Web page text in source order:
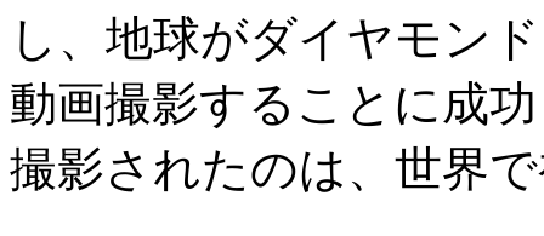
し、地球がダイヤモン
動画撮影することに成
撮影されたのは、世界